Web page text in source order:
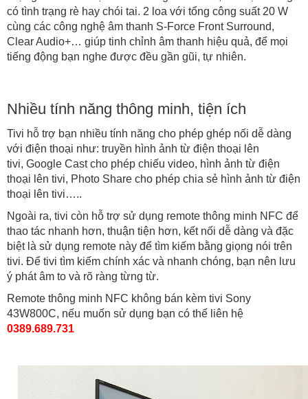
có tình trạng rè hay chói tai. 2 loa với tổng công suất 20 W
cùng các công nghệ âm thanh S-Force Front Surround,
Clear Audio+… giúp tinh chỉnh âm thanh hiệu quả, để mọi
tiếng động bạn nghe được đều gần gũi, tự nhiên.
Nhiều tính năng thông minh, tiện ích
Tivi hỗ trợ bạn nhiều tính năng cho phép ghép nối dễ dàng
với điện thoại như: truyền hình ảnh từ điện thoại lên
tivi, Google Cast cho phép chiếu video, hình ảnh từ điện
thoại lên tivi, Photo Share cho phép chia sẻ hình ảnh từ điện
thoại lên tivi…..
Ngoài ra, tivi còn hỗ trợ sử dụng remote thông minh NFC để
thao tác nhanh hơn, thuận tiện hơn, kết nối dễ dàng và đặc
biệt là sử dụng remote này để tìm kiếm bằng giọng nói trên
tivi. Để tivi tìm kiếm chính xác và nhanh chóng, bạn nên lưu
ý phát âm to và rõ ràng từng từ.
Remote thông minh NFC không bán kèm tivi Sony
43W800C, nếu muốn sử dụng bạn có thể liên hệ
0389.689.731